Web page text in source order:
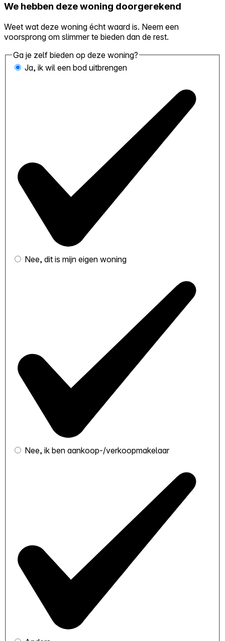
We hebben deze woning doorgerekend
Weet wat deze woning écht waard is. Neem een
voorsprong om slimmer te bieden dan de rest.
Ga je zelf bieden op deze woning?
Ja, ik wil een bod uitbrengen
Nee, dit is mijn eigen woning
Nee, ik ben aankoop-/verkoopmakelaar